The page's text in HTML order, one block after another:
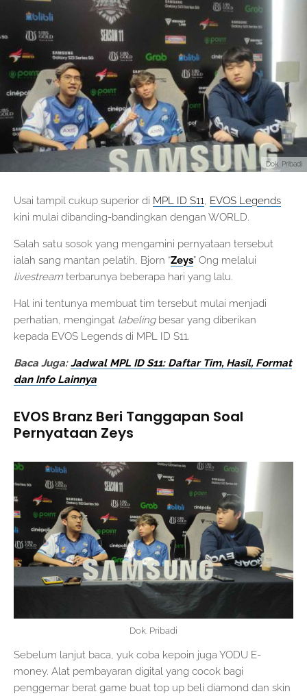
Dok. Pribadi
Usai tampil cukup superior di MPL ID S11, EVOS Legends
kini mulai dibanding-bandingkan dengan WORLD.
Salah satu sosok yang mengamini pernyataan tersebut
ialah sang mantan pelatih, Bjorn “Zeys” Ong melalui
livestream terbarunya beberapa hari yang lalu.
Hal ini tentunya membuat tim tersebut mulai menjadi
perhatian, mengingat labelingbesar yang diberikan
kepada EVOS Legends di MPL ID S11.
Baca Juga:Jadwal MPL ID S11: Daftar Tim, Hasil, Format
dan Info Lainnya
EVOS Branz Beri Tanggapan Soal
Pernyataan Zeys
Dok. Pribadi
Sebelum lanjut baca, yuk coba kepoin juga YODU E-
money. Alat pembayaran digital yang cocok bagi
penggemar berat game buat top up beli diamond dan skin